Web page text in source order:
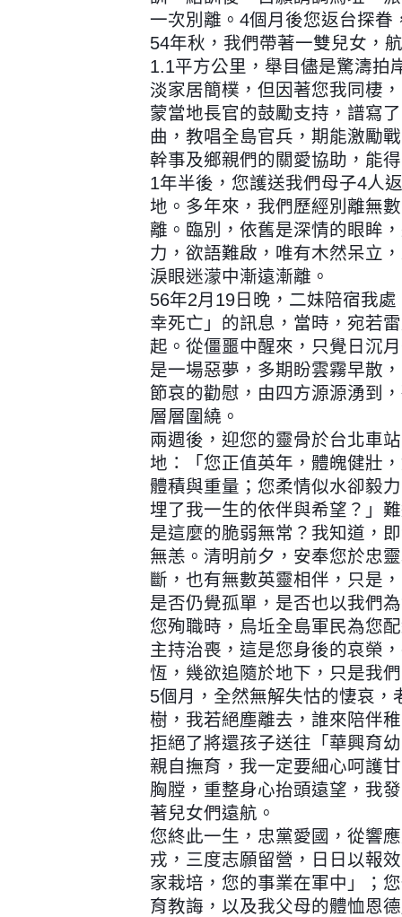
一次別離。4個月後您返台探
54年秋，我們帶著一雙兒女，
1.1平方公里，舉目儘是驚濤拍
淡家居簡樸，但因著您我同棲
蒙當地長官的鼓勵支持，譜寫
曲，教唱全島官兵，期能激勵
幹事及鄉親們的關愛協助，能
1年半後，您護送我們母子4人
地。多年來，我們歷經別離無
離。臨別，依舊是深情的眼眸
力，欲語難啟，唯有木然呆立
淚眼迷濛中漸遠漸離。
56年2月19日晚，二妹陪宿我
幸死亡」的訊息，當時，宛若
起。從僵噩中醒來，只覺日沉
是一場惡夢，多期盼雲霧早散
節哀的勸慰，由四方源源湧到
層層圍繞。
兩週後，迎您的靈骨於台北車
地：「您正值英年，體魄健壯
體積與重量；您柔情似水卻毅
埋了我一生的依伴與希望？」
是這麼的脆弱無常？我知道，
無恙。清明前夕，安奉您於忠
斷，也有無數英靈相伴，只是
是否仍覺孤單，是否也以我們
您殉職時，烏坵全島軍民為您
主持治喪，這是您身後的哀榮
恆，幾欲追隨於地下，只是我
5個月，全然無解失怙的悽哀
樹，我若絕塵離去，誰來陪伴
拒絕了將還孩子送往「華興育
親自撫育，我一定要細心呵護
胸膛，重整身心抬頭遠望，我
著兒女們遠航。
您終此一生，忠黨愛國，從響
戎，三度志願留營，日日以報
家栽培，您的事業在軍中」；
育教誨，以及我父母的體恤恩